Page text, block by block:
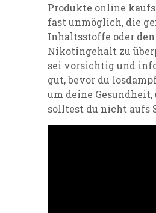
Produkte online
fast unmöglich, die
Inhaltsstoffe oder den
Nikotingehalt zu
sei vorsichtig und
gut, bevor du
um deine Gesundheit,
solltest du nicht aufs